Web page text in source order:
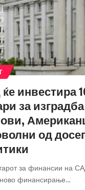
инвестира
за
од
за финансии на
ново финансирање…